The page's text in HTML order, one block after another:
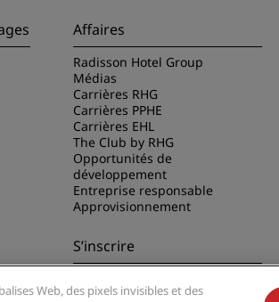
Affaires
Radisson Hotel Group
Médias
Carrières RHG
Carrières PPHE
Carrières EHL
The Club by RHG
Opportunités de
développement
Entreprise responsable
Approvisionnement
Hotels
S’inscrire
offres les plus populaires
Web, des pixels invisibles et des